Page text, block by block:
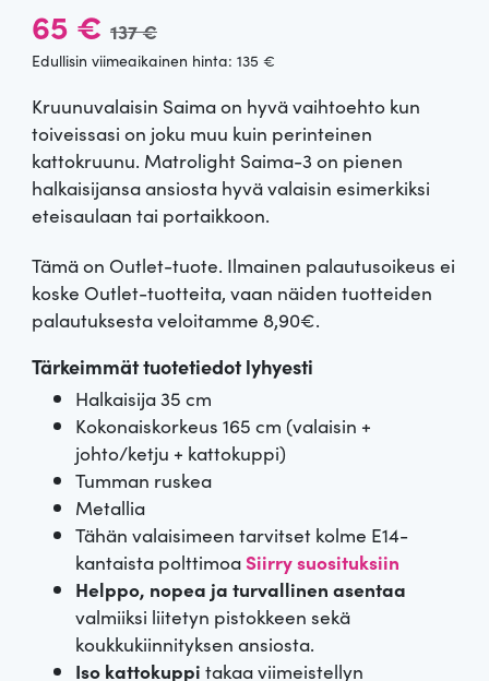
137€
A
l
k
u
p
e
r
ä
65 €
N
y
k
y
i
n
e
n
Edullisin viimeaikainen hinta: 135 €
Kruunuvalaisin Saima on hyvä vaihtoehto kun
toiveissasi on joku muu kuin perinteinen
kattokruunu. Matrolight Saima-3 on pienen
halkaisijansa ansiosta hyvä valaisin esimerkiksi
eteisaulaan tai portaikkoon.
Tämä on Outlet-tuote. Ilmainen palautusoikeus ei
koske Outlet-tuotteita, vaan näiden tuotteiden
palautuksesta veloitamme 8,90€.
Tärkeimmät tuotetiedot lyhyesti
Halkaisija 35 cm
Kokonaiskorkeus 165 cm (valaisin +
johto/ketju + kattokuppi)
Tumman ruskea
Metallia
Tähän valaisimeen tarvitset kolme E14-
kantaista polttimoa Siirry suosituksiin
Helppo, nopea ja turvallinen asentaa
valmiiksi liitetyn pistokkeen sekä
koukkukiinnityksen ansiosta.
Iso kattokuppi takaa viimeistellyn